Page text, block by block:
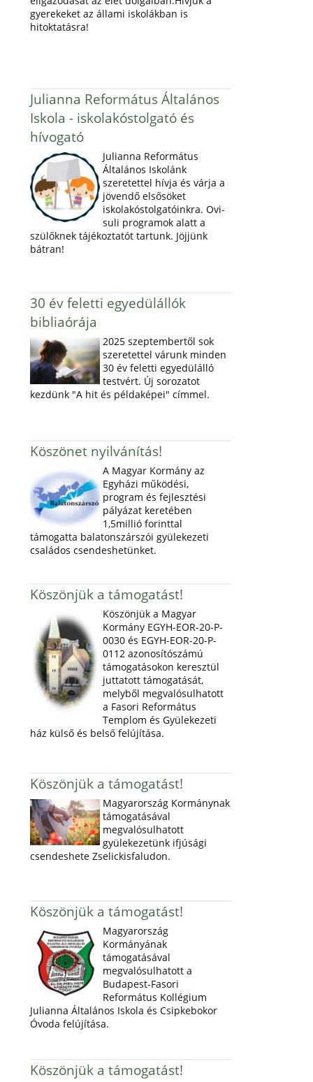
gyerekeket az állami iskolákban is
hitoktatásra!
Julianna Református Általános
Iskola - iskolakóstolgató és
hívogató
Julianna Református
Általános Iskolánk
szeretettel hívja és várja a
jövendő elsősöket
iskolakóstolgatóinkra. Ovi-
suli programok alatt a
szülőknek tájékoztatót tartunk. Jöjjünk
bátran!
30 év feletti egyedülállók
bibliaórája
2025 szeptembertől sok
szeretettel várunk minden
30 év feletti egyedülálló
testvért. Új sorozatot
kezdünk "A hit és példaképei" címmel.
Köszönet nyilvánítás!
A Magyar Kormány az
Egyházi működési,
program és fejlesztési
pályázat keretében
1,5millió forinttal
támogatta balatonszárszói gyülekezeti
családos csendeshetünket.
Köszönjük a támogatást!
Köszönjük a Magyar
Kormány EGYH-EOR-20-P-
0030 és EGYH-EOR-20-P-
0112 azonosítószámú
támogatásokon keresztül
juttatott támogatását,
melyből megvalósulhatott
a Fasori Református
Templom és Gyülekezeti
ház külső és belső felújítása.
Köszönjük a támogatást!
Magyarország Kormánynak
támogatásával
megvalósulhatott
gyülekezetünk ifjúsági
csendeshete Zselickisfaludon.
Köszönjük a támogatást!
Magyarország
Kormányának
támogatásával
megvalósulhatott a
Budapest-Fasori
Református Kollégium
Julianna Általános Iskola és Csipkebokor
Óvoda felújítása.
Köszönjük a támogatást!